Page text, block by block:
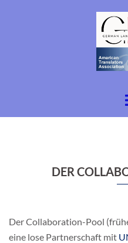
DER
Der Collaboration-Pool
eine lose Partnerschaft mit